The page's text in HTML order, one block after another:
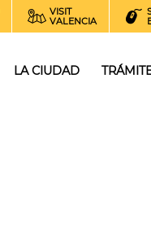
VISIT
VALENCIA
LA CIUDAD